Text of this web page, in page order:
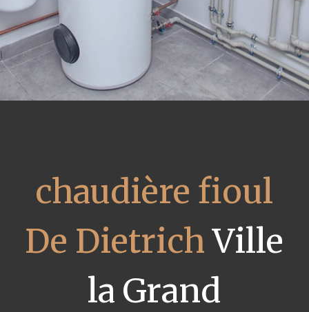
chaudière fioul
De DietrichVille
la Grand